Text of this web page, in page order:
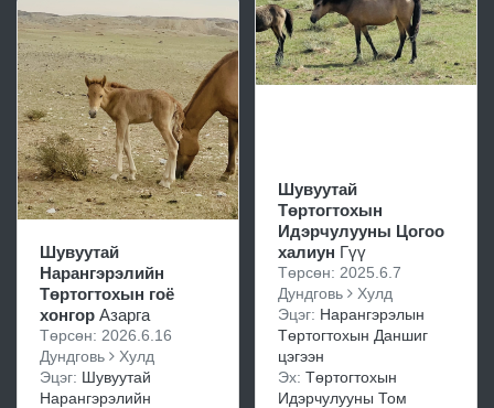
Шувуутай
Нарангэрэлийн
Төртогтохын гоё
хонгор Азарга
Төрсөн: 2026.6.16
Дундговь
Хулд
Эцэг: Шувуутай
Нарангэрэлийн
Шувуутай
Төртогтохын
Идэрчулууны Цогоо
халиун Гүү
Төрсөн: 2025.6.7
Дундговь
Хулд
Эцэг: Нарангэрэлын
Төртогтохын Даншиг
цэгээн
Эх: Төртогтохын
Идэрчулууны Том